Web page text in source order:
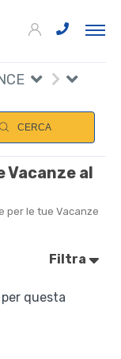
CERCA
Vacanze al
per le tue Vacanze
Filtra
questa